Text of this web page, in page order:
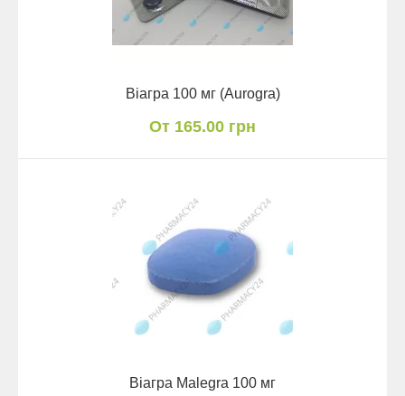
Віагра 100 мг (Aurogra)
От 165.00 грн
Віагра Malegra 100 мг